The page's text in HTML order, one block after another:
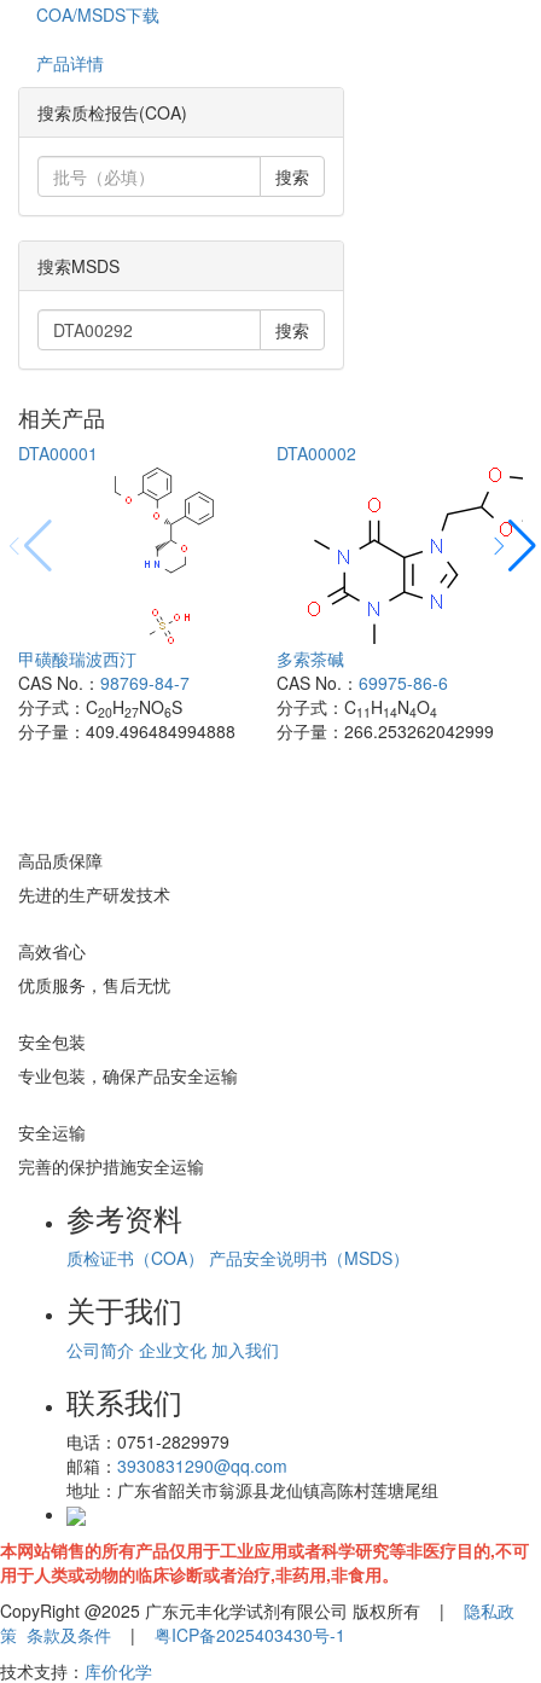
COA/MSDS下载
产品详情
搜索质检报告(COA)
搜索
搜索MSDS
搜索
相关产品
DTA00001
甲磺酸瑞波西汀
CAS No.： 98769-84-7
分子式： C20H27NO6S
分子量： 409.496484994888
DTA00002
多索茶碱
CAS No.： 69975-86-6
分子式： C11 H14N4O4
分子量： 266.253262042999
高品质保障
先进的生产研发技术
高效省心
优质服务，售后无忧
安全包装
专业包装，确保产品安全运输
安全运输
完善的保护措施安全运输
参考资料
质检证书（COA） 产品安全说明书（MSDS）
关于我们
公司简介 企业文化 加入我们
联系我们
电话： 0751-2829979
邮箱： 3930831290@qq.com
地址： 广东省韶关市翁源县龙仙镇高陈村莲塘尾组
本网站销售的所有产品仅用于工业应用或者科学研究等非医疗目的,不可
用于人类或动物的临床诊断或者治疗,非药用,非食用。
CopyRight @2025 广东元丰化学试剂有限公司 版权所有 | 隐私政
策 条款及条件 | 粤ICP备2025403430号-1
技术支持： 库价化学